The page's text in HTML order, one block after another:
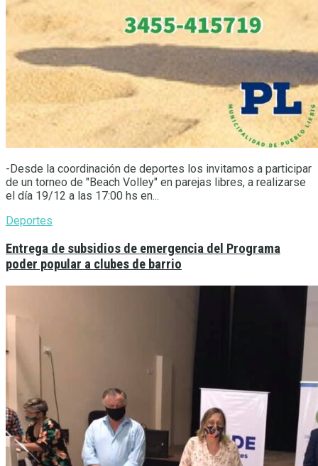
-Desde la coordinación de deportes los invitamos a participar
de un torneo de "Beach Volley" en parejas libres, a realizarse
el día 19/12 a las 17:00 hs en...
Deportes
Entrega de subsidios de emergencia del Programa
poder popular a clubes de barrio